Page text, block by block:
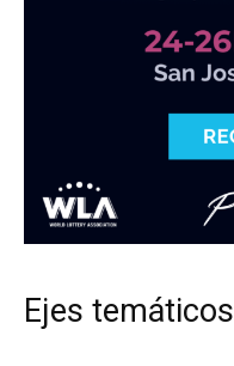
Ejes temáticos